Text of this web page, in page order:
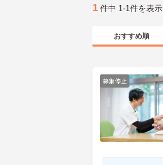
1 件中 1-1件を表示
おすすめ順
募集停止